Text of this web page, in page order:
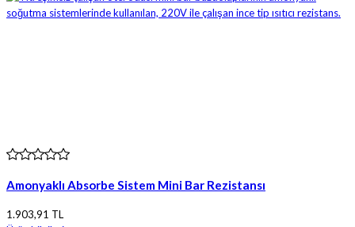
Amonyaklı Absorbe Sistem Mini Bar Rezistansı
1.903,91 TL